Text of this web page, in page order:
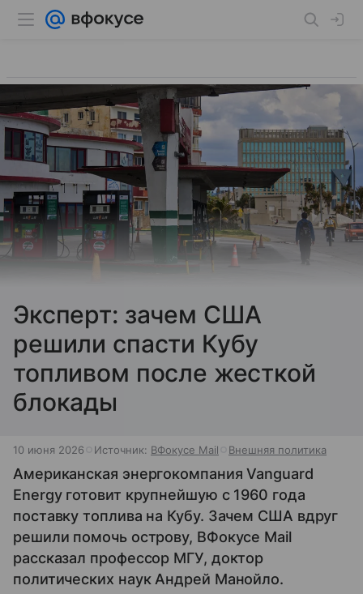
Эксперт: зачем США
решили спасти Кубу
топливом после жесткой
блокады
10 июня 2026 Источник: ВФокусе Mail Внешняя политика
Американская энергокомпания Vanguard
Energy готовит крупнейшую с 1960 года
поставку топлива на Кубу. Зачем США вдруг
решили помочь острову, ВФокусе Mail
рассказал профессор МГУ, доктор
политических наук Андрей Манойло.